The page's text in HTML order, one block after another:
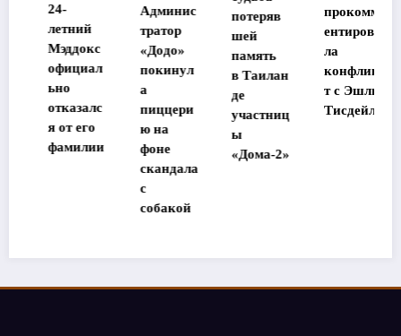
Админис
тратор
«Додо»
покинул
а
пиццери
ю на
фоне
потеряв
шей
память
в Таилан
участниц
ы
«Дома-2»
прокомм
ентирова
ла
конфлик
Тисдейл
главным
героем
ремейка
«Великол
епной
семерки»